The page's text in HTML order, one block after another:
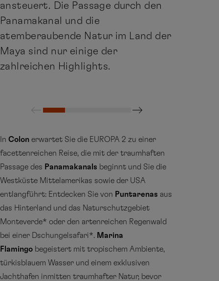
ansteuert. Die Passage durch den
Panamakanal und die
atemberaubende Natur im Land der
Maya sind nur einige der
zahlreichen Highlights.
In Colon erwartet Sie die EUROPA 2 zu einer
facettenreichen Reise, die mit der traumhaften
Passage des Panamakanals beginnt und Sie die
Westküste Mittelamerikas sowie der USA
entlangführt: Entdecken Sie von Puntarenas aus
das Hinterland und das Naturschutzgebiet
Monteverde* oder den artenreichen Regenwald
bei einer Dschungelsafari*. Marina
Flamingo begeistert mit tropischem Ambiente,
türkisblauem Wasser und einem exklusiven
Jachthafen inmitten traumhafter Natur, bevor